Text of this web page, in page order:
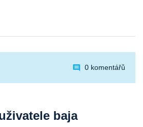
0 komentářů
baja